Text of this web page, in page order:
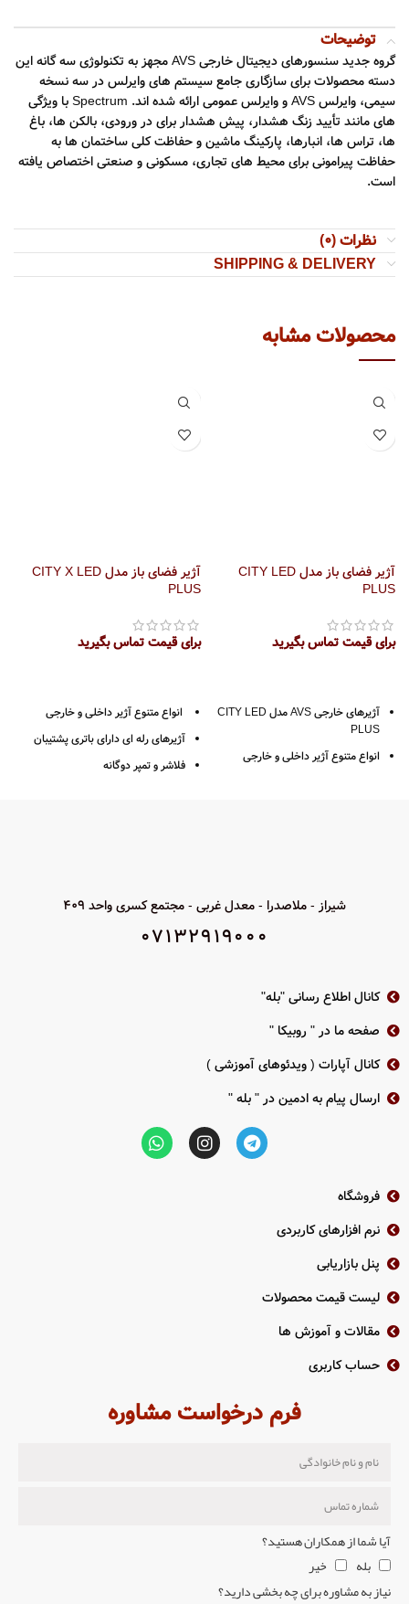
توضیحات
گروه جدید سنسورهای دیجیتال خارجی AVS مجهز به تکنولوژی سه گانه این
دسته محصولات برای سازگاری جامع سیستم های وایرلس در سه نسخه
سیمی، وایرلس AVS و وایرلس عمومی ارائه شده اند. Spectrum با ویژگی
های مانند تأیید زنگ هشدار، پیش هشدار برای در ورودی، بالکن ها، باغ
ها، تراس ها، انبارها، پارکینگ ماشین و حفاظت کلی ساختمان ها به
حفاظت پیرامونی برای محیط های تجاری، مسکونی و صنعتی اختصاص یافته
است.
نظرات (0)
SHIPPING & DELIVERY
محصولات مشابه
آژیر فضای باز مدل CITY LED
PLUS
برای قیمت تماس بگیرید
آژیرهای خارجی AVS مدل CITY LED
PLUS
انواع متنوع آژیر داخلى و خارجى
صدا و بلندى صدا
آژیر فضای باز مدل CITY X LED
PLUS
برای قیمت تماس بگیرید
انواع متنوع آژیر داخلى و خارجى
آژیرهاى رله اى داراى باترى پشتیبان
فلاشر و تمپر دوگانه
تکنولوژى جدید جهت تشخیص تخریب
شیراز - ملاصدرا - معدل غربی - مجتمع کسری واحد 409
07132919000
کانال اطلاع رسانی "بله"
صفحه ما در " روبیکا "
کانال آپارات ( ویدئوهای آموزشی )
ارسال پیام به ادمین در " بله "
فروشگاه
نرم افزارهای کاربردی
پنل بازاریابی
لیست قیمت محصولات
مقالات و آموزش ها
حساب کاربری
فرم درخواست مشاوره
آیا شما از همکاران هستید؟
بله
خیر
نیاز به مشاوره برای چه بخشی دارید؟